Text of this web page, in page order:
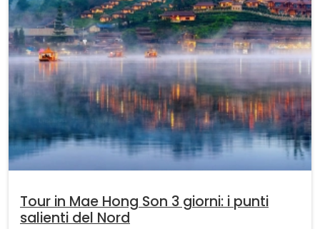
Tour in Mae Hong Son 3 giorni: i punti
salienti del Nord